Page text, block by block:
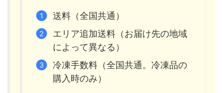
送料（全国共通）
エリア追加送料（お届け先の地域
によって異なる）
冷凍手数料（全国共通。冷凍品の
購入時のみ）